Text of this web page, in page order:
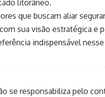
litorâneo.
que buscam aliar
sua visão estratégica e
indispensável
se responsabiliza pelo